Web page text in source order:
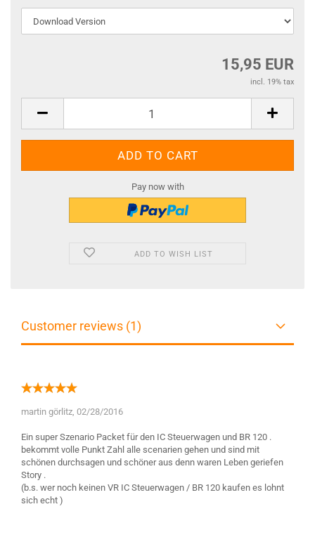
15,95 EUR
incl. 19% tax
Pay now with
ADD TO WISH LIST
Customer reviews (1)
martin görlitz, 02/28/2016
Ein super Szenario Packet für den IC Steuerwagen und BR 120 .
bekommt volle Punkt Zahl alle scenarien gehen und sind mit
schönen durchsagen und schöner aus denn waren Leben geriefen
Story .
(b.s. wer noch keinen VR IC Steuerwagen / BR 120 kaufen es lohnt
sich echt )